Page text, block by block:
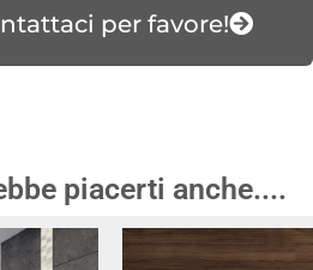
per favore!
piacerti anche....